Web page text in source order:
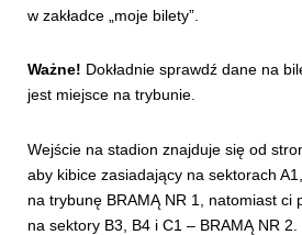
w zakładce „moje bilety”.
Ważne! Dokładnie sprawdź dane na
jest miejsce na trybunie.
Wejście na stadion znajduje się od
aby kibice zasiadający na sektorach
na trybunę BRAMĄ NR 1, natomiast ci
na sektory B3, B4 i C1 – BRAMĄ NR 2.